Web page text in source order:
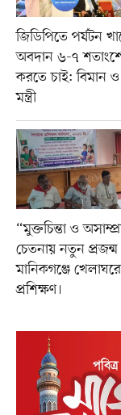
জিডিপিতে পর্যটন
অবদান ৬-৭
করতে চাই: বিমান
মন্ত্রী
“মুক্তচিন্তা ও
চেতনায় নতুন
মানিকগঞ্জে
প্রশিক্ষণ।